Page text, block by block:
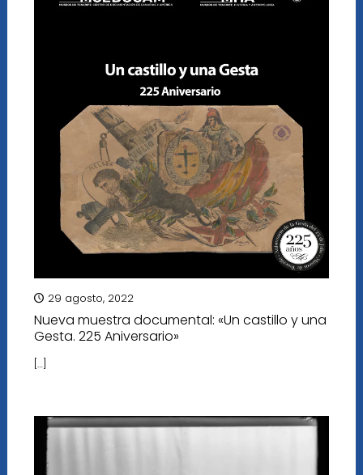
29 agosto, 2022
Nueva muestra documental: «Un castillo y una
Gesta. 225 Aniversario»
[…]